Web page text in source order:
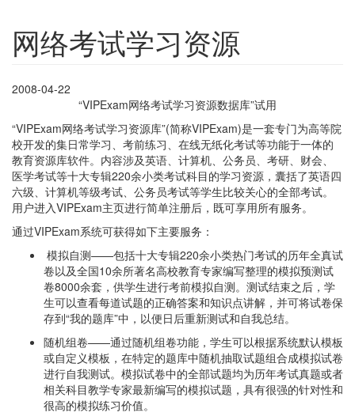
网络考试学习资源
2008-04-22
“VIPExam网络考试学习资源数据库”试用
“VIPExam网络考试学习资源库”(简称VIPExam)是一套专门为高等院
校开发的集日常学习、考前练习、在线无纸化考试等功能于一体的
教育资源库软件。内容涉及英语、计算机、公务员、考研、财会、
医学考试等十大专辑220余小类考试科目的学习资源，囊括了英语四
六级、计算机等级考试、公务员考试等学生比较关心的全部考试。
用户进入VIPExam主页进行简单注册后，既可享用所有服务。
通过VIPExam系统可获得如下主要服务：
模拟自测——包括十大专辑220余小类热门考试的历年全真试
卷以及全国10余所著名高校教育专家编写整理的模拟预测试
卷8000余套，供学生进行考前模拟自测。测试结束之后，学
生可以查看每道试题的正确答案和知识点讲解，并可将试卷保
存到“我的题库”中，以便日后重新测试和自我总结。
随机组卷——通过随机组卷功能，学生可以根据系统默认模板
或自定义模板，在特定的题库中随机抽取试题组合成模拟试卷
进行自我测试。模拟试卷中的全部试题均为历年考试真题或者
相关科目教学专家最新编写的模拟试题，具有很强的针对性和
很高的模拟练习价值。